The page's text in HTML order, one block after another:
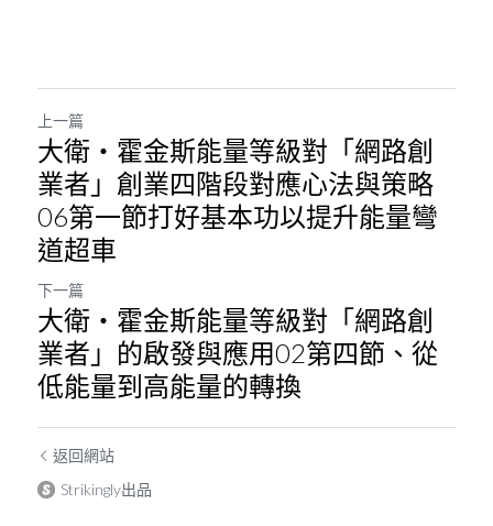
上一篇
大衛・霍金斯能量等級對「網路創
業者」創業四階段對應心法與策略
06第一節打好基本功以提升能量彎
道超車
下一篇
大衛・霍金斯能量等級對「網路創
業者」的啟發與應用02第四節、從
低能量到高能量的轉換
返回網站
Strikingly出品